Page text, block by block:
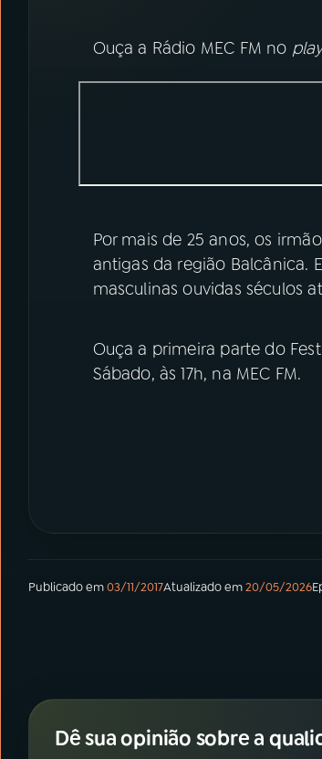
Ouça a Rádio MEC FM no
Por mais de 25 anos, os
antigas da região Balcânica.
masculinas ouvidas séculos
Ouça a primeira parte do
Sábado, às 17h, na MEC FM.
Publicado em03/11/2017Atualizado em20/05/2026
Dê sua opinião sobre a